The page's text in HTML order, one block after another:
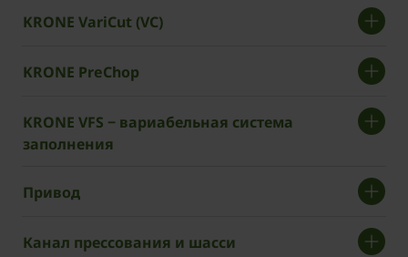
KRONE VariCut (VC)
KRONE PreChop
KRONE VFS − вариабельная система
заполнения
Привод
Канал прессования и шасси